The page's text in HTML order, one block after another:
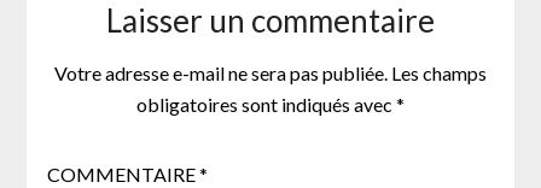
Laisser un commentaire
Votre adresse e-mail ne sera pas publiée. Les champs
obligatoires sont indiqués avec *
COMMENTAIRE*